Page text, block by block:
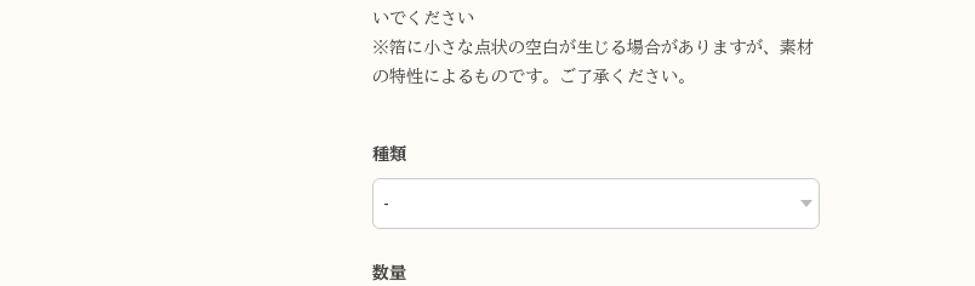
いでください
※箔に小さな点状の空白が生じる場合がありますが、素材
の特性によるものです。ご了承ください。
種類
数量